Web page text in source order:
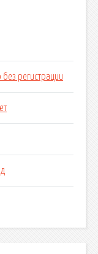
без регистрации